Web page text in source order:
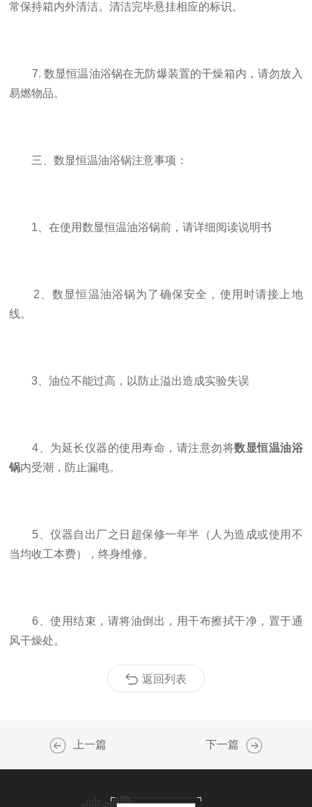
常保持箱内外清洁。清洁完毕悬挂相应的标识。
7. 数显恒温油浴锅在无防爆装置的干燥箱内，请勿放入
易燃物品。
三、数显恒温油浴锅注意事项：
1、在使用数显恒温油浴锅前，请详细阅读说明书
2、数显恒温油浴锅为了确保安全，使用时请接上地
线。
3、油位不能过高，以防止溢出造成实验失误
4、为延长仪器的使用寿命，请注意勿将数显恒温油浴
锅内受潮，防止漏电。
5、仪器自出厂之日超保修一年半（人为造成或使用不
当均收工本费），终身维修。
6、使用结束，请将油倒出，用干布擦拭干净，置于通
风干燥处。
返回列表
上一篇 下一篇